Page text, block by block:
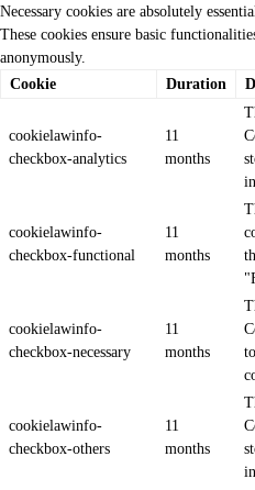
Necessary cookies are absolutely
These cookies ensure basic
anonymously.
Cookie
Duration
cookielawinfo-
checkbox-analytics
11
months
cookielawinfo-
checkbox-functional
11
months
cookielawinfo-
checkbox-necessary
11
months
cookielawinfo-
checkbox-others
11
months